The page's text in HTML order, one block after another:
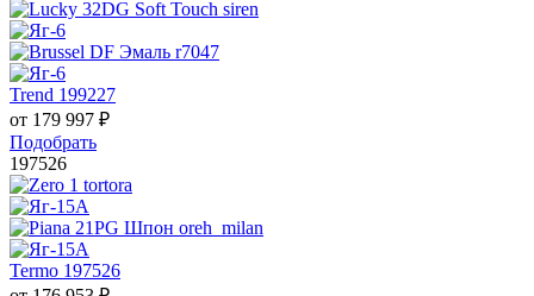
Trend 199227
от 179 997 ₽
Подобрать
197526
Termo 197526